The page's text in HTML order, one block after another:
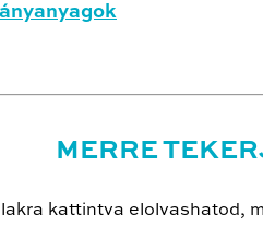
MERRE
kattintva elolvashatod,